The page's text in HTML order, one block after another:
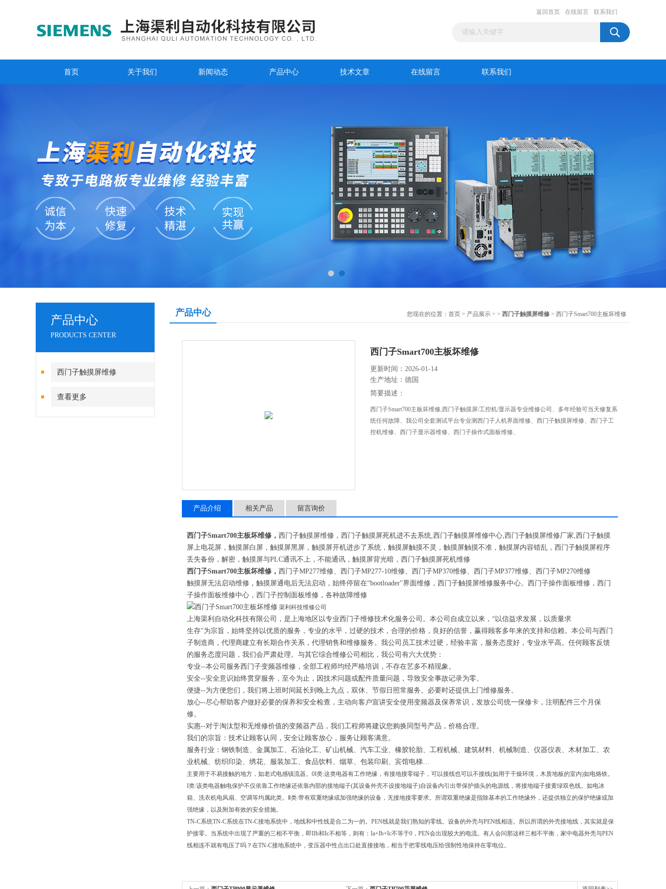
返回首页 在线留言 联系我们
首页 关于我们 新闻动态 产品中心 技术文章 在线留言 联系我们
产品中心
PRODUCTS CENTER
西门子触摸屏维修
查看更多
产品中心 您现在的位置： 首页 > 产品展示 > > 西门子触摸屏维修 > 西门子Smart700主板坏维修
西门子Smart700主板坏维修
更新时间：2026-01-14
生产地址：德国
简要描述：
西门子Smart700主板坏维修,西门子触摸屏/工控机/显示器专业维修公司、多年经验可当天修复系
统任何故障、我公司全套测试平台专业测西门子人机界面维修、西门子触摸屏维修、西门子工
控机维修、西门子显示器维修、西门子操作式面板维修、
产品介绍 相关产品 留言询价
西门子Smart700主板坏维修， 西门子触摸屏维修 ，西门子触摸屏死机进不去系统,西门子触摸屏维修中心,西门子触摸屏维修厂家,西门子触摸
屏上电花屏，触摸屏白屏，触摸屏黑屏，触摸屏开机进步了系统，触摸屏触摸不灵，触摸屏触摸不准，触摸屏内容错乱，西门子触摸屏程序
丢失备份，解密，触摸屏与PLC通讯不上，不能通讯，触摸屏背光暗，西门子触摸屏死机维修
西门子Smart700主板坏维修， 西门子MP277维修、西门子MP277-10维修、西门子MP370维修、西门子MP377维修、西门子MP270维修
触摸屏无法启动维修，触摸屏通电后无法启动，始终停留在“bootloader"界面维修，西门子触摸屏维修服务中心。西门子操作面板维修，西门
子操作面板维修中心，西门子控制面板维修，各种故障维修
渠利科技维修公司
上海渠利 自动化科技有限公司，是上海地区以专业西门子维修技术化服务公司。本公司自成立以来， “以信益求发展，以质量求
生存"为宗旨，始终坚持以优质的服务，专业的水平，过硬的技术，合理的价格，良好的信誉，赢得顾客多年来的支持和信赖。本公司与西门
子制造商，代理商建立有长期合作关系，代理销售和维修服务。我公司员工技术过硬，经验丰富，服务态度好，专业水平高。任何顾客反馈
的服务态度问题，我们会严肃处理。与其它综合维修公司相比，我公司有六大优势：
专业--本公司服务西门子变频器维修，全部工程师均经严格培训，不存在艺多不精现象。
安全--安全意识始终贯穿服务，至今为止，因技术问题或配件质量问题，导致安全事故记录为零。
便捷--为方便您们，我们将上班时间延长到晚上九点，双休、节假日照常服务。必要时还提供上门维修服务。
放心--尽心帮助客户做好必要的保养和安全检查，主动向客户宣讲安全使用变频器及保养常识，发放公司统一保修卡，注明配件三个月保
修。
实惠--对于淘汰型和无维修价值的变频器产品，我们工程师将建议您购换同型号产品，价格合理。
我们的宗旨：技术让顾客认同，安全让顾客放心，服务让顾客满意。
服务行业：钢铁制造、金属加工、石油化工、矿山机械、汽车工业、橡胶轮胎、工程机械、建筑材料、机械制造、仪器仪表、木材加工、农
业机械、纺织印染、绣花、服装加工、食品饮料、烟草、包装印刷、宾馆电梯…
主要用于不易接触的地方，如老式电感镇流器。0I类:这类电器有工作绝缘，有接地接零端子，可以接线也可以不接线(如用于干燥环境，木质地板的室内)如电烙铁。
I类:该类电器触电保护不仅依靠工作绝缘还依靠内部的接地端子(其设备外壳不设接地端子)自设备内引出带保护插头的电源线，将接地端子接黄绿双色线。如电冰
箱、洗衣机电风扇、空调等均属此类。Ⅱ类:带有双重绝缘或加强绝缘的设备，无接地接零要求。所谓双重绝缘是指除基本的工作绝缘外，还提供独立的保护绝缘或加
强绝缘，以及附加有效的安全措施。
TN-C系统TN-C系统在TN-C接地系统中，地线和中性线是合二为一的。PEN线就是我们熟知的零线。设备的外壳与PEN线相连。所以所谓的外壳接地线，其实就是保
护接零。当系统中出现了严重的三相不平衡，即IIb和Ic不相等，则有：Ia+Ib+Ic不等于0，PEN会出现较大的电流。有人会问那这样三相不平衡，家中电器外壳与PEN
线相连不就有电压了吗？在TN-C接地系统中，变压器中性点出口处直接接地，相当于把零线电压给强制性地保持在零电位。